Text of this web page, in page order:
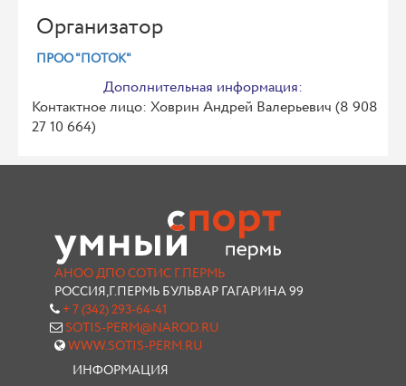
Организатор
ПРОО "ПОТОК"
Дополнительная информация:
Контактное лицо: Ховрин Андрей Валерьевич (8 908
27 10 664)
АНОО ДПО СОТИС Г.ПЕРМЬ
РОССИЯ,Г.ПЕРМЬ БУЛЬВАР ГАГАРИНА 99
+ 7 (342) 293-64-41
SOTIS-PERM@NAROD.RU
WWW.SOTIS-PERM.RU
ИНФОРМАЦИЯ